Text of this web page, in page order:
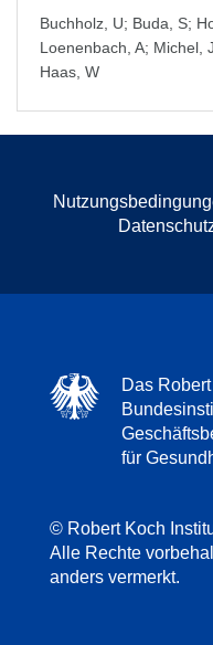
Buchholz, U; Buda, S;
Loenenbach, A; Michel, J
Haas, W
Das
für
© Robert Koch
Alle Rechte
anders vermerkt.